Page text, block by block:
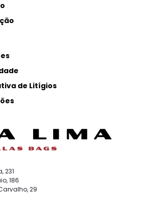
de Litígios
231
186
29